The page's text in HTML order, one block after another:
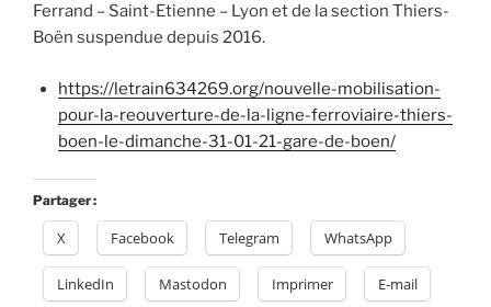
Ferrand – Saint-Etienne – Lyon et de la section Thiers-
Boën suspendue depuis 2016.
https://letrain634269.org/nouvelle-mobilisation-
pour-la-reouverture-de-la-ligne-ferroviaire-thiers-
boen-le-dimanche-31-01-21-gare-de-boen/
Partager :
X Facebook Telegram WhatsApp
LinkedIn Mastodon Imprimer E-mail